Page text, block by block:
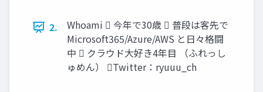
2.
Whoami  今年で30歳  普段は客先で
Microsoft365/Azure/AWS と日々格闘
中  クラウド大好き4年目 （ふれっし
ゅめん） Twitter：ryuuu_ch